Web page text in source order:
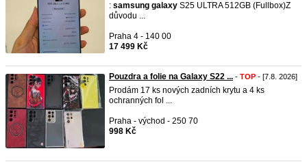
: samsung galaxy S25 ULTRA 512GB (Fullbox) ​Z
důvodu ...
Praha 4 - 140 00
17 499 Kč
Pouzdra a folie na Galaxy S22 ... - TOP - [7.8. 2026]
Prodám 17 ks nových zadních krytu a 4 ks
ochranných fol ...
Praha - východ - 250 70
998 Kč